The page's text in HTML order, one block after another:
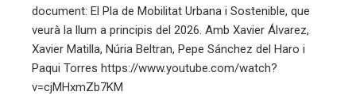
document: El Pla de Mobilitat Urbana i Sostenible, que
veurà la llum a principis del 2026. Amb Xavier Álvarez,
Xavier Matilla, Núria Beltran, Pepe Sánchez del Haro i
Paqui Torres https://www.youtube.com/watch?
v=cjMHxmZb7KM